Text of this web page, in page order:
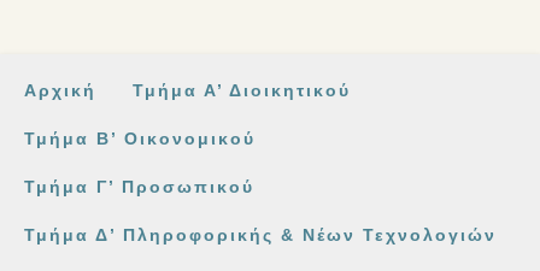
Αρχική Τμήμα Α’ Διοικητικού
Τμήμα Β’ Οικονομικού
Τμήμα Γ’ Προσωπικού
Τμήμα Δ’ Πληροφορικής & Νέων Τεχνολογιών